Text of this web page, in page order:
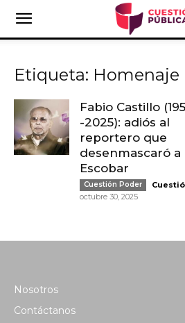
Etiqueta: Homenaje
Fabio Castillo
-2025): adiós al
reportero que
desenmascaró a
Escobar
Cuestión Poder
octubre 30, 2025
Nosotros
Contáctanos